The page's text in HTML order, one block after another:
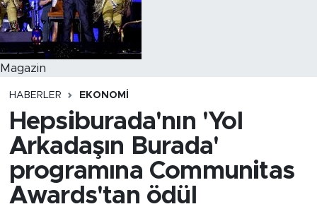
Magazin
HABERLER EKONOMI
Hepsiburada'nın 'Yol
Arkadaşın Burada'
programına Communitas
Awards'tan ödül